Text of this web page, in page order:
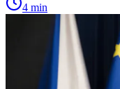
4 min